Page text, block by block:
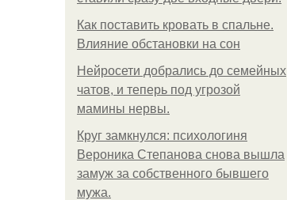
Как поставить кровать в спальне.
Влияние обстановки на сон
Нейросети добрались до семейных
чатов, и теперь под угрозой
мамины нервы.
Круг замкнулся: психологиня
Вероника Степанова снова вышла
замуж за собственного бывшего
мужа.